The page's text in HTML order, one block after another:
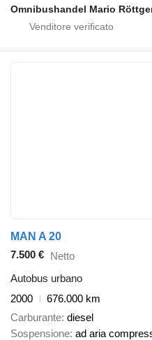
Omnibushandel Mario
MAN A 20
7.500 € Netto
Autobus urbano
2000
676.000 km
Carburante diesel
Sospensione ad aria